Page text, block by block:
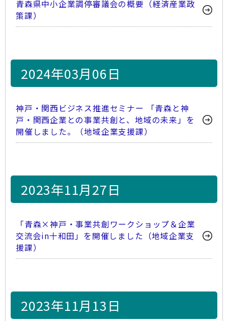
青森県中小企業調停審議会の概要（経済産業政
策課）
2024年03月06日
神戸・関西ビジネス推進セミナー 「青森と神
戸・関西企業との事業共創と、地域の未来」を
開催しました。（地域企業支援課）
2023年11月27日
「青森×神戸・事業共創ワークショップ＆企業
交流会in十和田」を開催しました（地域企業支
援課）
2023年11月13日